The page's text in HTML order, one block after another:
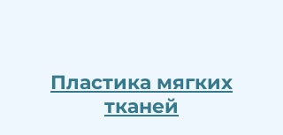
Пластика мягких
тканей